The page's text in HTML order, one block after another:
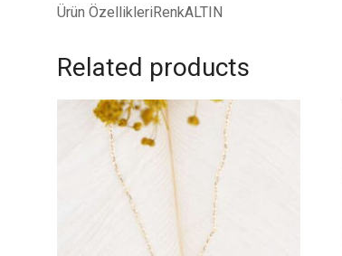
Ürün ÖzellikleriRenkALTIN
Related products